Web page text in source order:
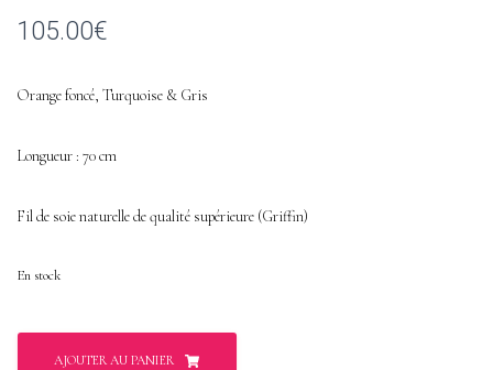
105.00€
Orange foncé, Turquoise & Gris
Longueur : 70 cm
Fil de soie naturelle de qualité supérieure (Griffin)
En stock
quantité
AJOUTER AU PANIER